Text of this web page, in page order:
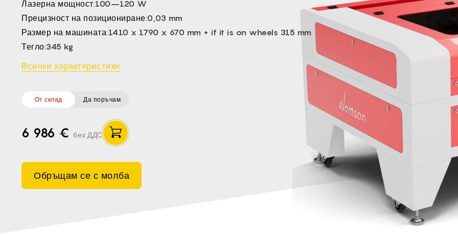
CS -
HU -
ET -
Лазерна мощност:100–120 W
Прецизност на позициониране:0,03 mm
Размер на машината:1410 x 1790 x 670 mm + if it is on wheels 315 mm
Тегло:345 kg
Всички характеристики
От склад Да поръчам
6 986 € без ДДС
Обръщам се с молба